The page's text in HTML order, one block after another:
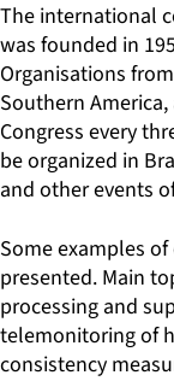
The international
was founded in
Organisations
Southern America,
Congress every
be organized in
and other events
Some examples
presented. Main
processing and
telemonitoring of
consistency